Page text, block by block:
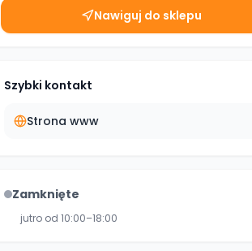
Nawiguj do sklepu
Szybki kontakt
Strona www
Zamknięte
jutro od 10:00–18:00